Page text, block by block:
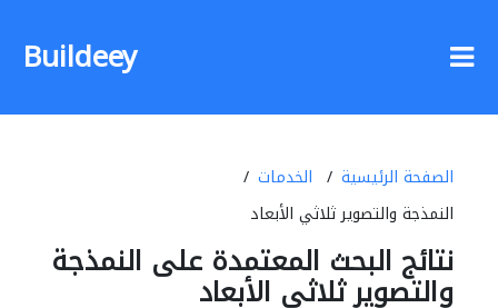
Buildeey
الصفحة الرئيسية
الخدمات
النمذجة والتصوير ثلاثي الأبعاد
نتائج البحث المعتمدة على النمذجة
والتصوير ثلاثي الأبعاد